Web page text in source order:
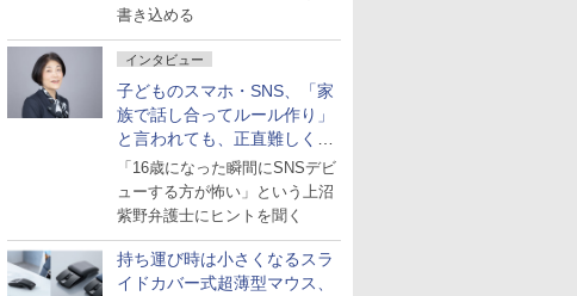
書き込める
インタビュー
子どものスマホ・SNS、「家
族で話し合ってルール作り」
と言われても、正直難しくな
いですか？
「16歳になった瞬間にSNSデビ
ューする方が怖い」という上沼
紫野弁護士にヒントを聞く
持ち運び時は小さくなるスラ
イドカバー式超薄型マウス、